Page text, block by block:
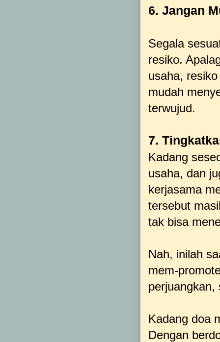
6. Jangan
Segala
resiko.
usaha,
mudah
terwujud.
7.
Kadang
usaha, dan
kerjasama
tersebut
tak bisa
Nah, inilah
mem-
perjuangkan,
Kadang doa
Dengan